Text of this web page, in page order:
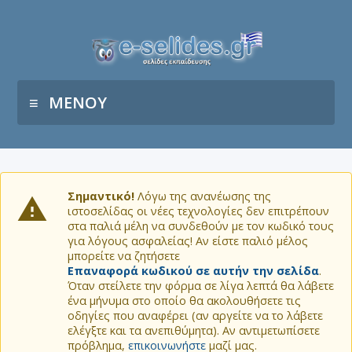
ΜΕΝΟΥ
Σημαντικό! Λόγω της ανανέωσης της
ιστοσελίδας οι νέες τεχνολογίες δεν επιτρέπουν
στα παλιά μέλη να συνδεθούν με τον κωδικό τους
για λόγους ασφαλείας! Αν είστε παλιό μέλος
μπορείτε να ζητήσετε
Επαναφορά κωδικού σε αυτήν την σελίδα.
Όταν στείλετε την φόρμα σε λίγα λεπτά θα λάβετε
ένα μήνυμα στο οποίο θα ακολουθήσετε τις
οδηγίες που αναφέρει (αν αργείτε να το λάβετε
ελέγξτε και τα ανεπιθύμητα). Αν αντιμετωπίσετε
πρόβλημα, επικοινωνήστε μαζί μας.